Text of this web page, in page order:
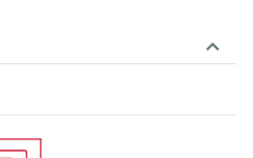
keyboard_arrow_down